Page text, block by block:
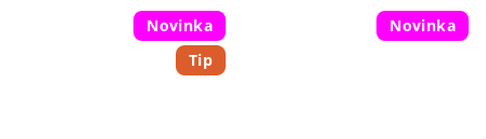
Novinka
Tip
Novinka